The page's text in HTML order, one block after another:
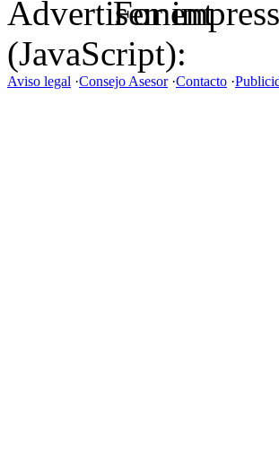
For
(JavaScript):
Aviso legal ·Consejo Asesor·Contacto ·